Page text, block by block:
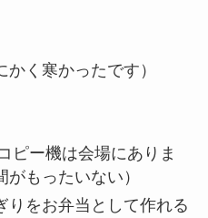
く寒かったです）
ピー機は会場にありま
もったいない）
りをお弁当として作れる